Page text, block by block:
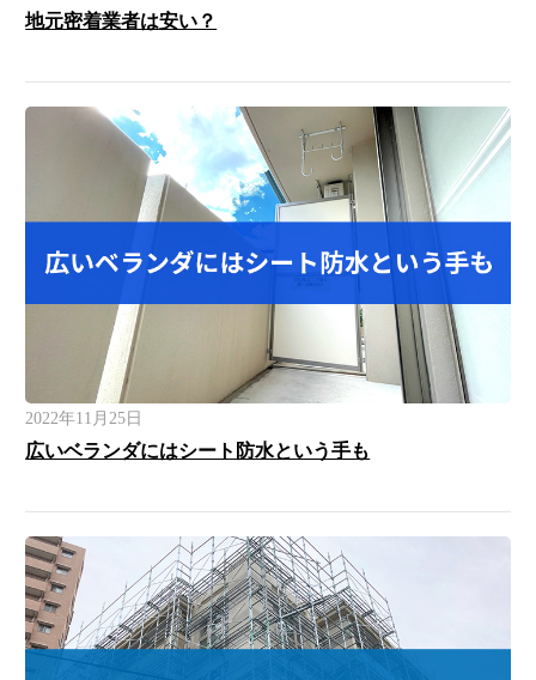
地元密着業者は安い？
2022年11月25日
広いベランダにはシート防水という手も